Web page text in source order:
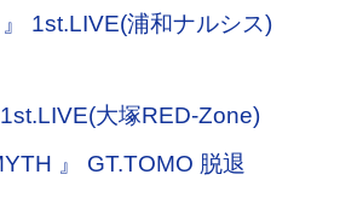
』 1st.LIVE(浦和ナルシス)
1st.LIVE(大塚RED-Zone)
』 GT.TOMO 脱退